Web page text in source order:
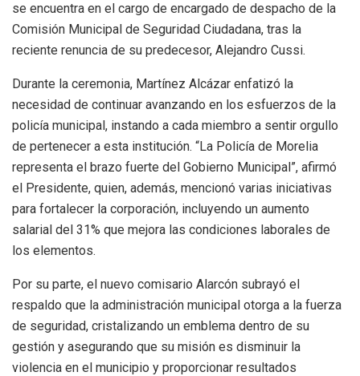
se encuentra en el cargo de encargado de despacho de la
Comisión Municipal de Seguridad Ciudadana, tras la
reciente renuncia de su predecesor, Alejandro Cussi.
Durante la ceremonia, Martínez Alcázar enfatizó la
necesidad de continuar avanzando en los esfuerzos de la
policía municipal, instando a cada miembro a sentir orgullo
de pertenecer a esta institución. “La Policía de Morelia
representa el brazo fuerte del Gobierno Municipal”, afirmó
el Presidente, quien, además, mencionó varias iniciativas
para fortalecer la corporación, incluyendo un aumento
salarial del 31% que mejora las condiciones laborales de
los elementos.
Por su parte, el nuevo comisario Alarcón subrayó el
respaldo que la administración municipal otorga a la fuerza
de seguridad, cristalizando un emblema dentro de su
gestión y asegurando que su misión es disminuir la
violencia en el municipio y proporcionar resultados